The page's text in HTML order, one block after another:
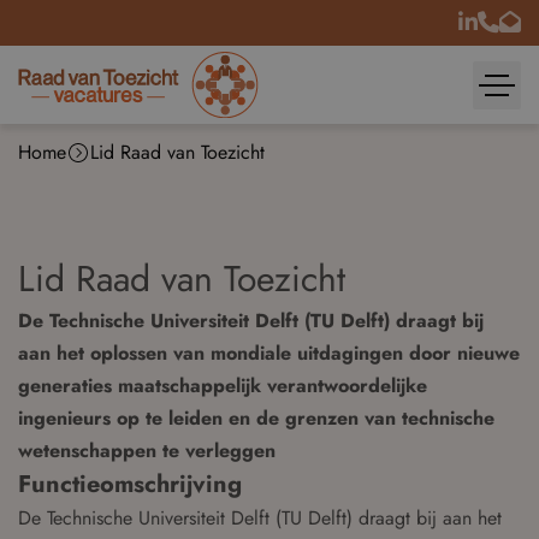
Home Lid Raad van Toezicht
Lid Raad van Toezicht
De Technische Universiteit Delft (TU Delft) draagt bij
aan het oplossen van mondiale uitdagingen door nieuwe
generaties maatschappelijk verantwoordelijke
ingenieurs op te leiden en de grenzen van technische
wetenschappen te verleggen
Functieomschrijving
De Technische Universiteit Delft (TU Delft) draagt bij aan het